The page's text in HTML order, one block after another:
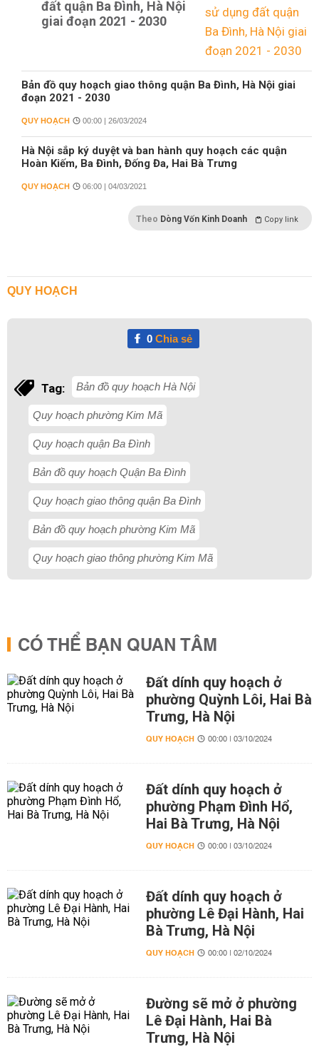
đất quận Ba Đình, Hà Nội
giai đoạn 2021 - 2030
Bản đồ quy hoạch giao thông quận Ba Đình, Hà Nội giai
đoạn 2021 - 2030
QUY HOẠCH 00:00 | 26/03/2024
Hà Nội sắp ký duyệt và ban hành quy hoạch các quận
Hoàn Kiếm, Ba Đình, Đống Đa, Hai Bà Trưng
QUY HOẠCH 06:00 | 04/03/2021
Theo Dòng Vốn Kinh Doanh Copy link
QUY HOẠCH
0Chia sẻ
Tag: Bản đồ quy hoạch Hà Nội
Quy hoạch phường Kim Mã
Quy hoạch quận Ba Đình
Bản đồ quy hoạch Quận Ba Đình
Quy hoạch giao thông quận Ba Đình
Bản đồ quy hoạch phường Kim Mã
Quy hoạch giao thông phường Kim Mã
CÓ THỂ BẠN QUAN TÂM
Đất dính quy hoạch ở
phường Quỳnh Lôi, Hai Bà
Trưng, Hà Nội
QUY HOẠCH 00:00 | 03/10/2024
Đất dính quy hoạch ở
phường Phạm Đình Hổ,
Hai Bà Trưng, Hà Nội
QUY HOẠCH 00:00 | 03/10/2024
Đất dính quy hoạch ở
phường Lê Đại Hành, Hai
Bà Trưng, Hà Nội
QUY HOẠCH 00:00 | 02/10/2024
Đường sẽ mở ở phường
Lê Đại Hành, Hai Bà
Trưng, Hà Nội